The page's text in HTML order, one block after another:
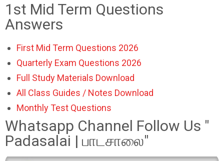
1st Mid Term Questions
Answers
First Mid Term Questions 2026
Quarterly Exam Questions 2026
Full Study Materials Download
All Class Guides / Notes Download
Monthly Test Questions
Whatsapp Channel Follow Us "
Padasalai | பாடசாலை"